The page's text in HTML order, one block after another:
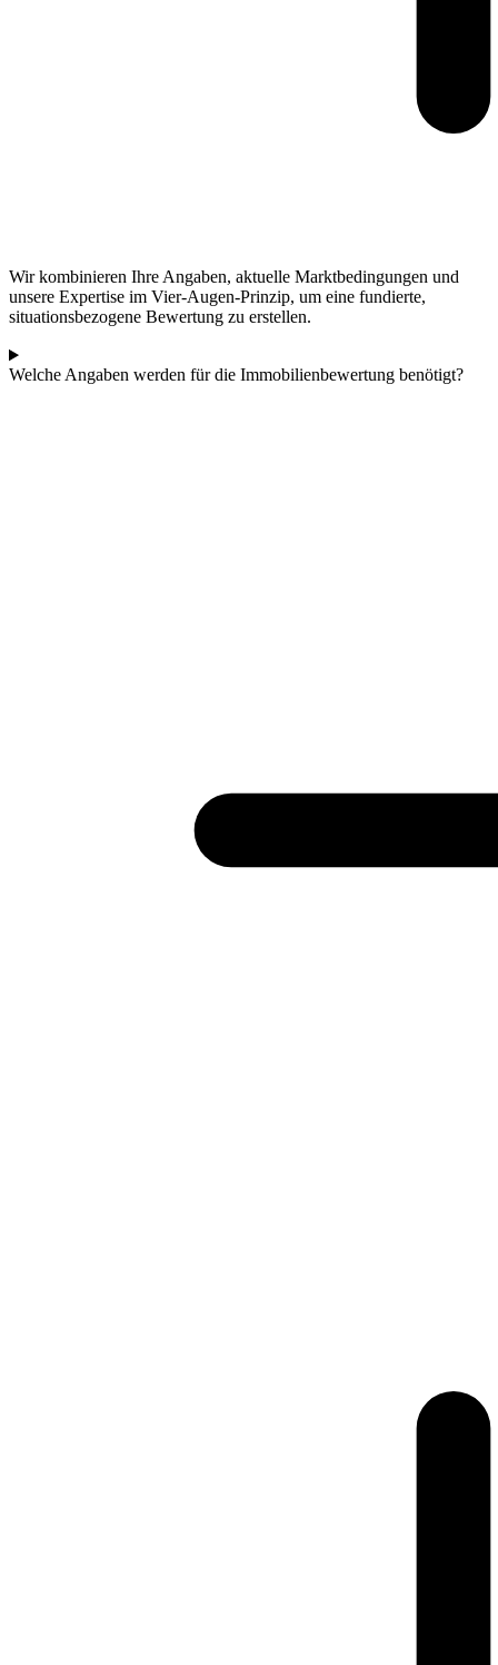
Wir kombinieren Ihre Angaben, aktuelle Marktbedingungen und
unsere Expertise im Vier-Augen-Prinzip, um eine fundierte,
situationsbezogene Bewertung zu erstellen.
Welche Angaben werden für die Immobilienbewertung benötigt?